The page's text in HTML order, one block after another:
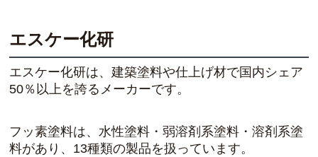
エスケー化研
エスケー化研は、建築塗料や仕上げ材で国内シェア
50％以上を誇るメーカーです。
フッ素塗料は、水性塗料・弱溶剤系塗料・溶剤系塗
料があり、13種類の製品を扱っています。